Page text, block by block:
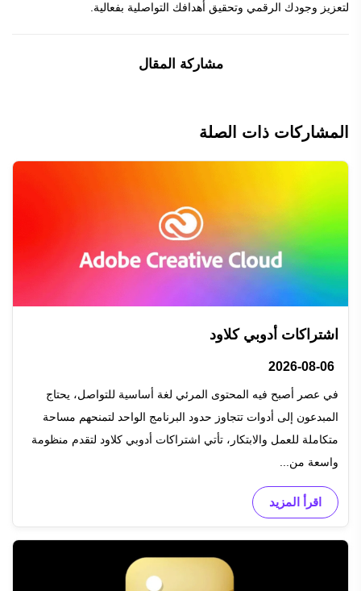
لتعزيز وجودك الرقمي وتحقيق أهدافك التواصلية بفعالية.
مشاركة المقال
المشاركات ذات الصلة
اشتراكات أدوبي كلاود
2026-08-06
في عصر أصبح فيه المحتوى المرئي لغة أساسية للتواصل، يحتاج
المبدعون إلى أدوات تتجاوز حدود البرنامج الواحد لتمنحهم مساحة
متكاملة للعمل والابتكار، تأتي اشتراكات أدوبي كلاود لتقدم منظومة
واسعة من...
اقرأ المزيد